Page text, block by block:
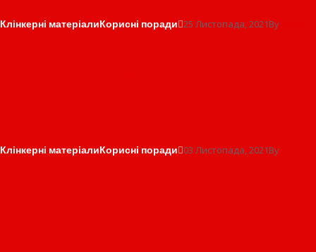
Клінкерні матеріалиКорисні поради 25 Листопада, 2021By
Клінкерні матеріалиКорисні поради 03 Листопада, 2021By